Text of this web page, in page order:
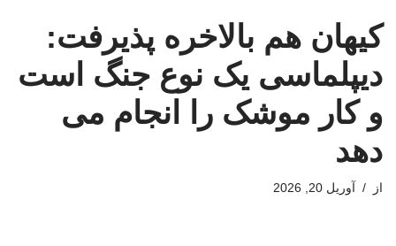
کیهان هم بالاخره پذیرفت:
دیپلماسی یک نوع جنگ است
و کار موشک را انجام می
دهد
از آوریل 20, 2026